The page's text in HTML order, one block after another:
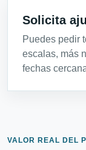
Solicita
Puedes pedir
escalas, más
fechas
VALOR REAL DEL